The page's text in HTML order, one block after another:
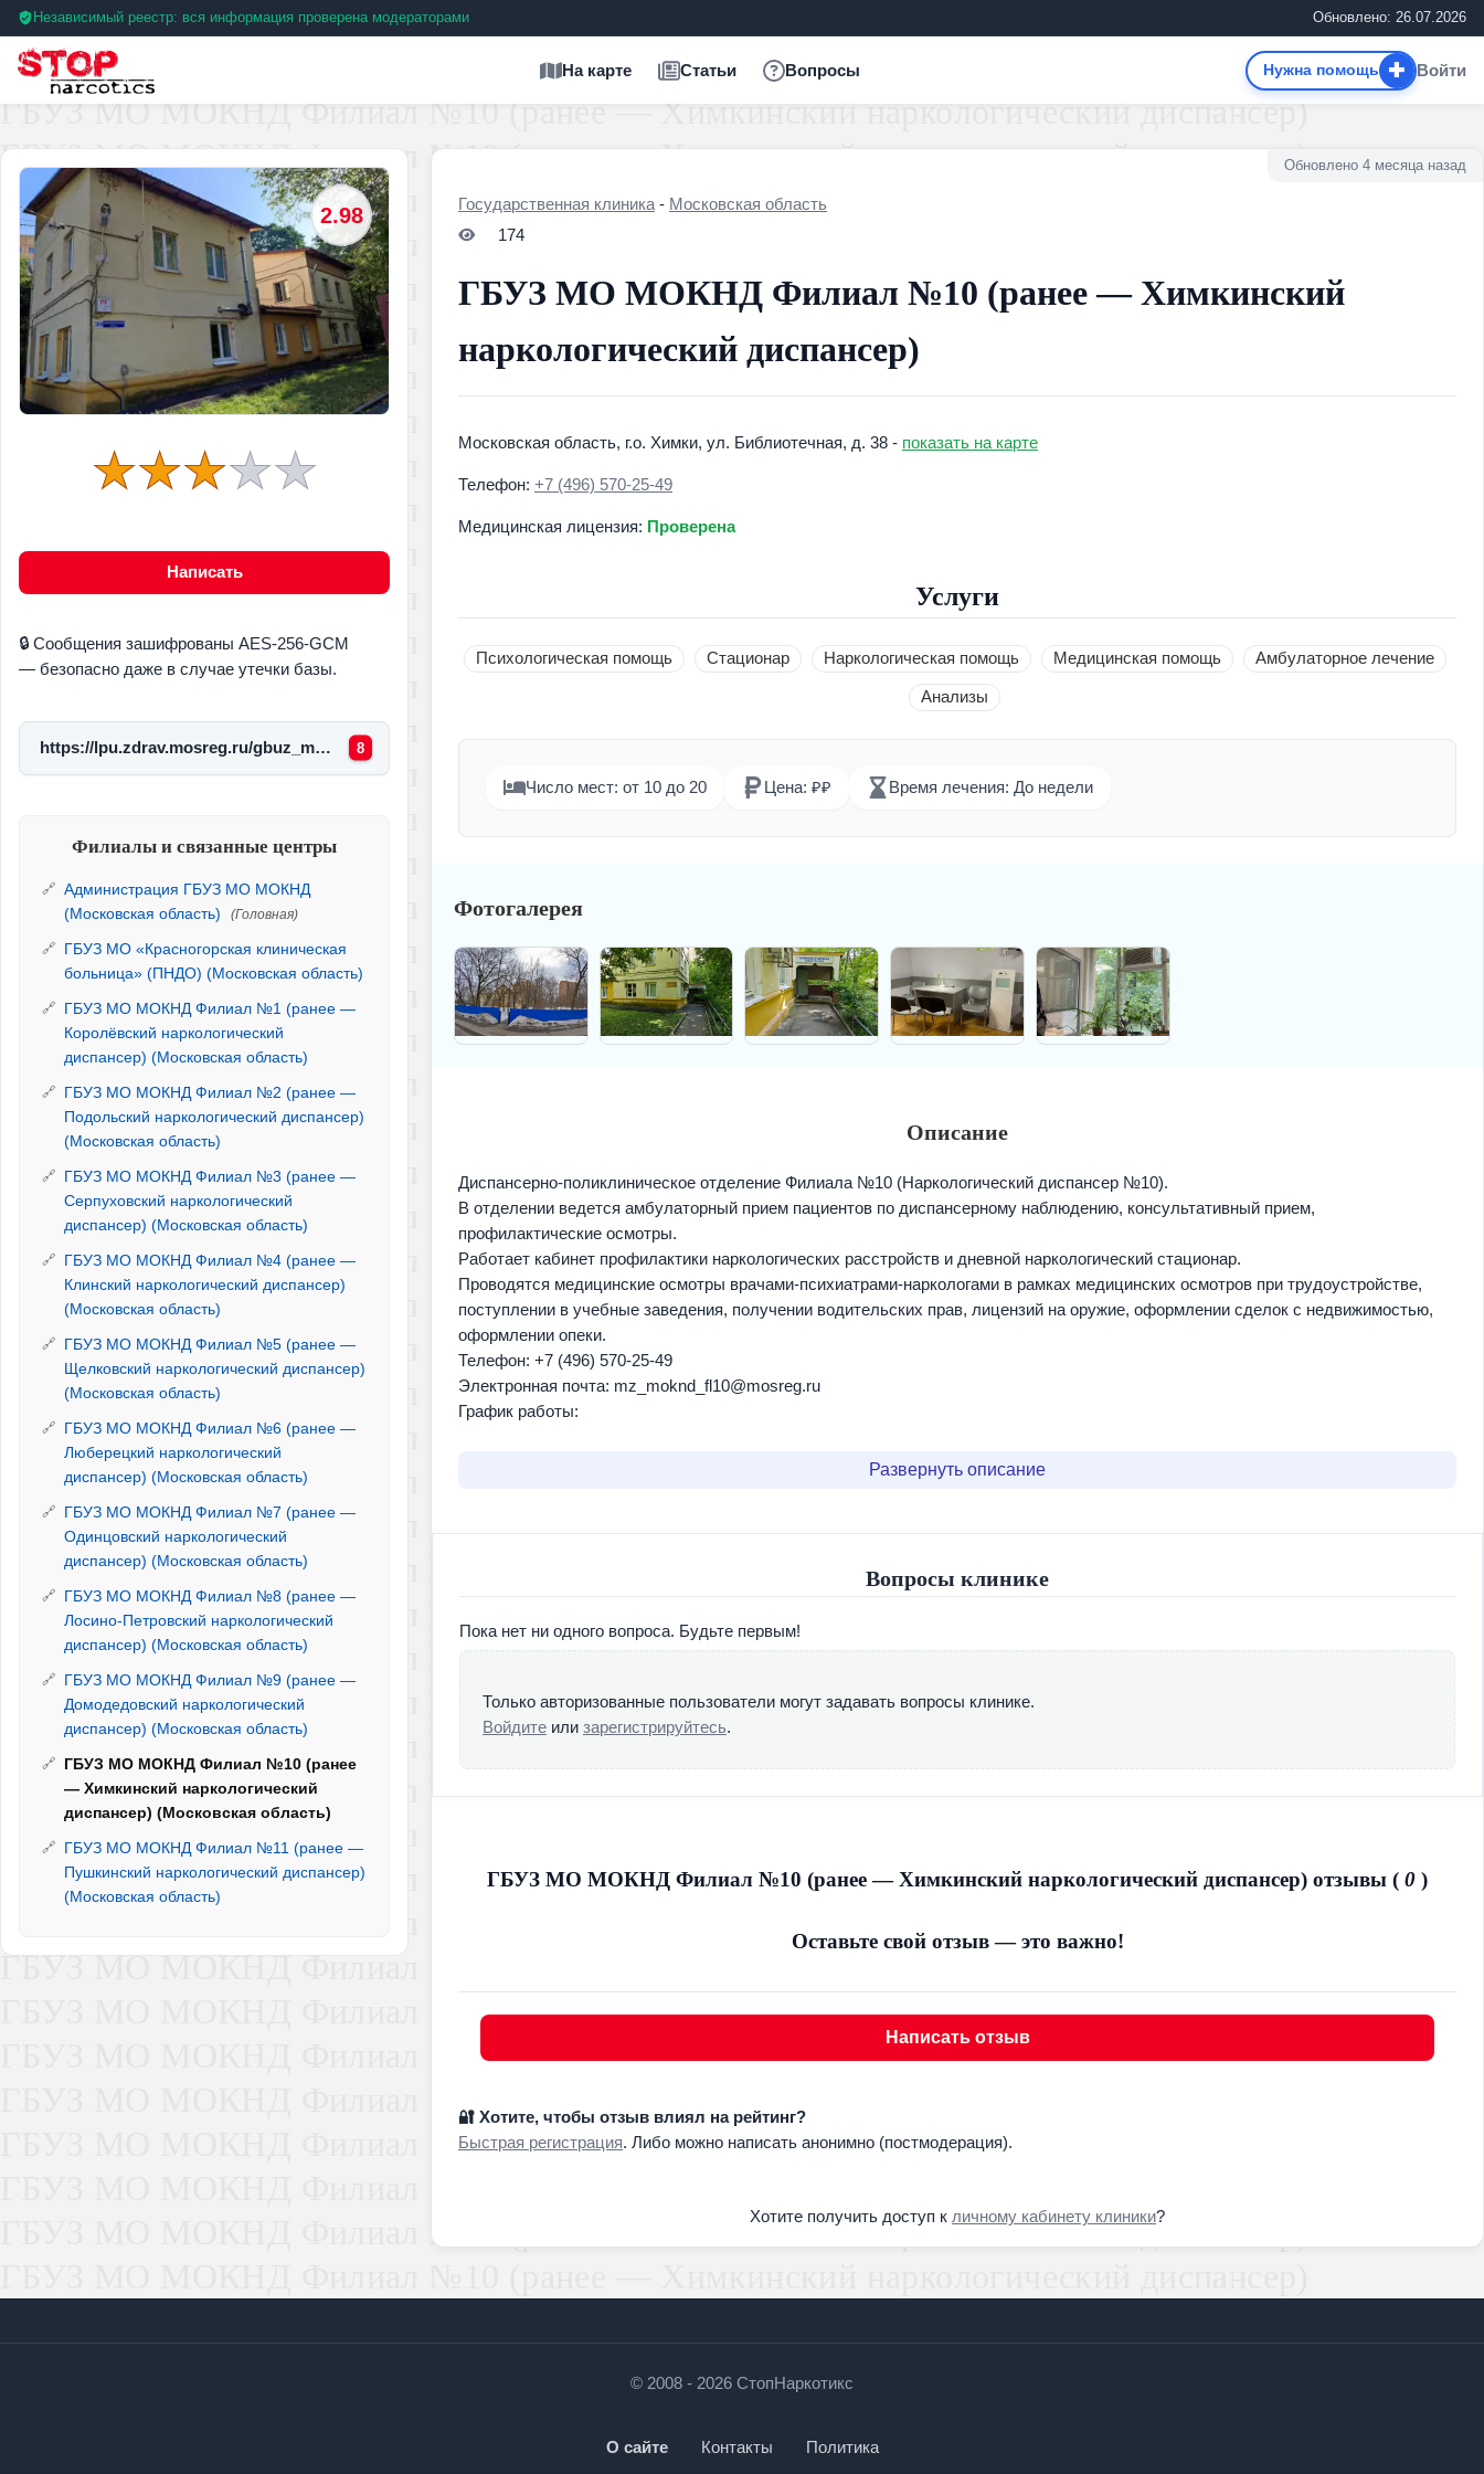
Независимый реестр: вся информация проверена модераторами Обновлено: 26.07.2026
На карте Статьи Вопросы Нужна помощь ✚ Войти
2.98
Написать
🔒 Сообщения зашифрованы AES-256-GCM
— безопасно даже в случае утечки базы.
https://lpu.zdrav.mosreg.ru/gbuz_mo_moskovskii_oblastnoi_klinicheskii_narkologicheskii_d/o_nas/clinics/dispansernopoliklinicheskoeotdelenie_filial_10_narkologiches 8
Филиалы и связанные центры
Администрация ГБУЗ МО МОКНД
(Московская область)
(Головная)
ГБУЗ МО «Красногорская клиническая
больница» (ПНДО) (Московская область)
ГБУЗ МО МОКНД Филиал №1 (ранее —
Королёвский наркологический
диспансер) (Московская область)
ГБУЗ МО МОКНД Филиал №2 (ранее —
Подольский наркологический диспансер)
(Московская область)
ГБУЗ МО МОКНД Филиал №3 (ранее —
Серпуховский наркологический
диспансер) (Московская область)
ГБУЗ МО МОКНД Филиал №4 (ранее —
Клинский наркологический диспансер)
(Московская область)
ГБУЗ МО МОКНД Филиал №5 (ранее —
Щелковский наркологический диспансер)
(Московская область)
ГБУЗ МО МОКНД Филиал №6 (ранее —
Люберецкий наркологический
диспансер) (Московская область)
ГБУЗ МО МОКНД Филиал №7 (ранее —
Одинцовский наркологический
диспансер) (Московская область)
ГБУЗ МО МОКНД Филиал №8 (ранее —
Лосино-Петровский наркологический
диспансер) (Московская область)
ГБУЗ МО МОКНД Филиал №9 (ранее —
Домодедовский наркологический
диспансер) (Московская область)
ГБУЗ МО МОКНД Филиал №10 (ранее
— Химкинский наркологический
диспансер) (Московская область)
ГБУЗ МО МОКНД Филиал №11 (ранее —
Пушкинский наркологический диспансер)
(Московская область)
Государственная клиника - Московская область
174
ГБУЗ МО МОКНД Филиал №10 (ранее — Химкинский
наркологический диспансер)
Московская область, г.о. Химки, ул. Библиотечная, д. 38 - показать на карте
Телефон: +7 (496) 570-25-49
Медицинская лицензия: Проверена
Обновлено 4 месяца назад
Услуги
Психологическая помощь Стационар Наркологическая помощь Медицинская помощь Амбулаторное лечение
Анализы
Число мест: от 10 до 20 Цена: ₽₽ Время лечения: До недели
Фотогалерея
Описание
Диспансерно-поликлиническое отделение Филиала №10 (Наркологический диспансер №10).
В отделении ведется амбулаторный прием пациентов по диспансерному наблюдению, консультативный прием,
профилактические осмотры.
Работает кабинет профилактики наркологических расстройств и дневной наркологический стационар.
Проводятся медицинские осмотры врачами-психиатрами-наркологами в рамках медицинских осмотров при трудоустройстве,
поступлении в учебные заведения, получении водительских прав, лицензий на оружие, оформлении сделок с недвижимостью,
оформлении опеки.
Телефон: +7 (496) 570-25-49
Электронная почта: mz_moknd_fl10@mosreg.ru
График работы:
вс
Телефон: +7 (495) 570-24-22
Кабинет медицинского освидетельствования на состояние опьянения. Филиал №10
Адрес: Московская область, г. Химки, мкр. Левобережный, ул. Библиотечная, д.38
Круглосуточно
Развернуть описание
Вопросы клинике
Пока нет ни одного вопроса. Будьте первым!
Только авторизованные пользователи могут задавать вопросы клинике.
Войдите или зарегистрируйтесь.
ГБУЗ МО МОКНД Филиал №10 (ранее — Химкинский наркологический диспансер) отзывы ( 0 )
Оставьте свой отзыв — это важно!
Написать отзыв
🔐 Хотите, чтобы отзыв влиял на рейтинг?
Быстрая регистрация. Либо можно написать анонимно (постмодерация).
Хотите получить доступ к личному кабинету клиники?
© 2008 - 2026 СтопНаркотикс
О сайте Контакты Политика